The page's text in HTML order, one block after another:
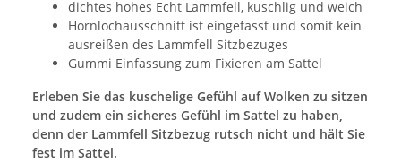
dichtes hohes Echt Lammfell, kuschlig und weich
Hornlochausschnitt ist eingefasst und somit kein
ausreißen des Lammfell Sitzbezuges
Gummi Einfassung zum Fixieren am Sattel
Erleben Sie das kuschelige Gefühl auf Wolken zu sitzen
und zudem ein sicheres Gefühl im Sattel zu haben,
denn der Lammfell Sitzbezug rutsch nicht und hält Sie
fest im Sattel.